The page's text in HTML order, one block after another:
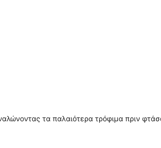
τα παλαιότερα τρόφιμα πριν